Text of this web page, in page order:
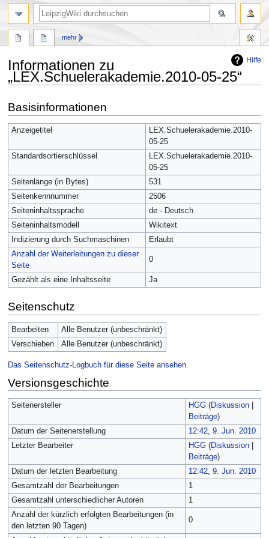
Hilfe
Informationen zu
„LEX.Schuelerakademie.2010-05-25“
Navigation
springen
Suche
springen
Basisinformationen
Anzeigetitel
LEX.Schuelerakademie.2010-
05-25
Standardsortierschlüssel
LEX.Schuelerakademie.2010-
05-25
Seitenlänge (in Bytes)
531
Seitenkennnummer
2506
Seiteninhaltssprache
de - Deutsch
Seiteninhaltsmodell
Wikitext
Indizierung durch Suchmaschinen
Erlaubt
Anzahl der Weiterleitungen zu dieser
Seite
0
Gezählt als eine Inhaltsseite Ja
Seitenschutz
Bearbeiten
Alle Benutzer (unbeschränkt)
Verschieben
Alle Benutzer (unbeschränkt)
Das Seitenschutz-Logbuch für diese Seite ansehen.
Versionsgeschichte
Seitenersteller HGG (Diskussion|
Beiträge)
Datum der Seitenerstellung
12:42, 9. Jun. 2010
Letzter Bearbeiter
HGG (Diskussion|
Beiträge)
Datum der letzten Bearbeitung
12:42, 9. Jun. 2010
Gesamtzahl der Bearbeitungen
1
Gesamtzahl unterschiedlicher Autoren
1
Anzahl der kürzlich erfolgten Bearbeitungen (in
den letzten 90 Tagen)
0
mehr